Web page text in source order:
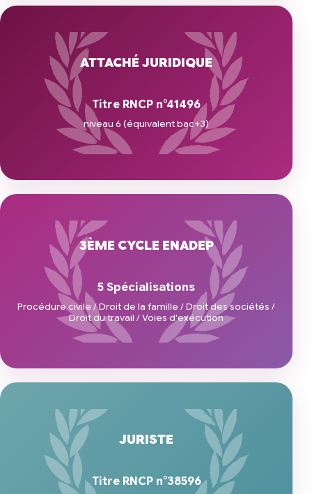
ATTACHÉ JURIDIQUE
Titre RNCP n°41496
niveau 6 (équivalent bac+3)
3ÈME CYCLE ENADEP
5 Spécialisations
Procédure civile / Droit de la famille / Droit des sociétés /
Droit du travail / Voies d'exécution
JURISTE
Titre RNCP n°38596